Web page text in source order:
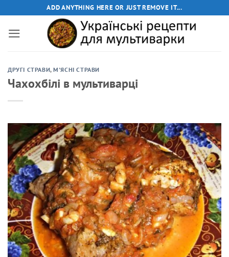
ADD ANYTHING HERE OR JUST REMOVE IT...
ДРУГІ СТРАВИ,М'ЯСНІ СТРАВИ
Чахохбілі в мультиварці